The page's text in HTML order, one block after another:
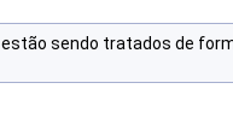
sendo tratados de